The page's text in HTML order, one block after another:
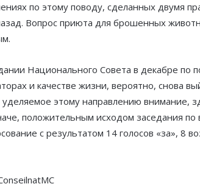
по этому поводу, сделанных двумя
Вопрос приюта для брошенных
Национального Совета в декабре по
и качестве жизни, вероятно, снова
этому направлению внимание,
положительным исходом заседания по
с результатом 14 голосов «за», 8